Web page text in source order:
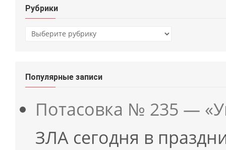
Рубрики
Рубрики
Популярные записи
Потасовка № 235 —
ЗЛА сегодня в